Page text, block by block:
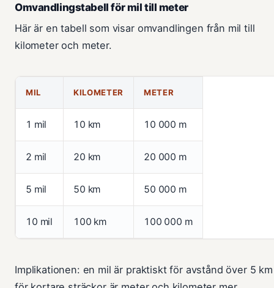
Omvandlingstabell för mil till meter
Här är en tabell som visar omvandlingen från mil till
kilometer och meter.
MIL KILOMETER METER
1 mil 10 km 10 000 m
2 mil 20 km 20 000 m
5 mil 50 km 50 000 m
10 mil 100 km 100 000 m
Implikationen: en mil är praktiskt för avstånd över 5 km